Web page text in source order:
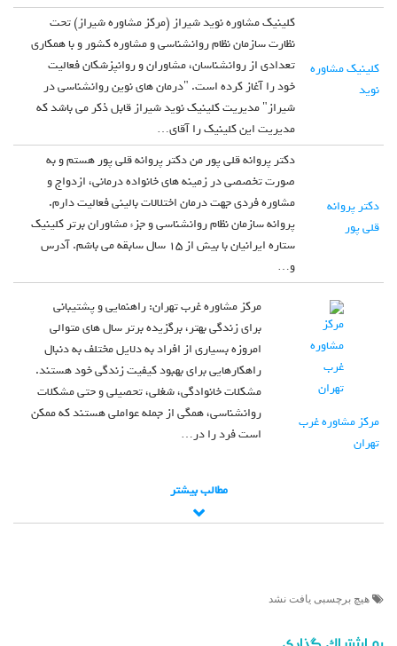
کلینیک مشاوره
نوید
کلینیک مشاوره نوید شیراز (مرکز مشاوره شیراز) تحت
نظارت سازمان نظام روانشناسی و مشاوره کشور و با همکاری
تعدادی از روانشناسان، مشاوران و روانپزشکان فعالیت
خود را آغاز کرده است. "درمان های نوین روانشناسی در
شیراز" مدیریت کلینیک نوید شیراز قابل ذکر می باشد که
مدیریت این کلینیک را آقای…
دکتر پروانه
قلی پور
دکتر پروانه قلی پور من دکتر پروانه قلی پور هستم و به
صورت تخصصی در زمینه های خانواده درمانی، ازدواج و
مشاوره فردی جهت درمان اختلالات بالینی فعالیت دارم.
پروانه سازمان نظام روانشناسی و جزء مشاوران برتر کلینیک
ستاره ایرانیان با بیش از 15 سال سابقه می باشم. آدرس
و…
مرکز مشاوره غرب
تهران
مرکز مشاوره غرب تهران: راهنمایی و پشتیبانی
برای زندگی بهتر، برگزیده برتر سال های متوالی
امروزه بسیاری از افراد به دلایل مختلف به دنبال
راهکارهایی برای بهبود کیفیت زندگی خود هستند.
مشکلات خانوادگی، شغلی، تحصیلی و حتی مشکلات
روانشناسی، همگی از جمله عواملی هستند که ممکن
است فرد را در…
مطالب بیشتر
هیچ برچسبی یافت نشد